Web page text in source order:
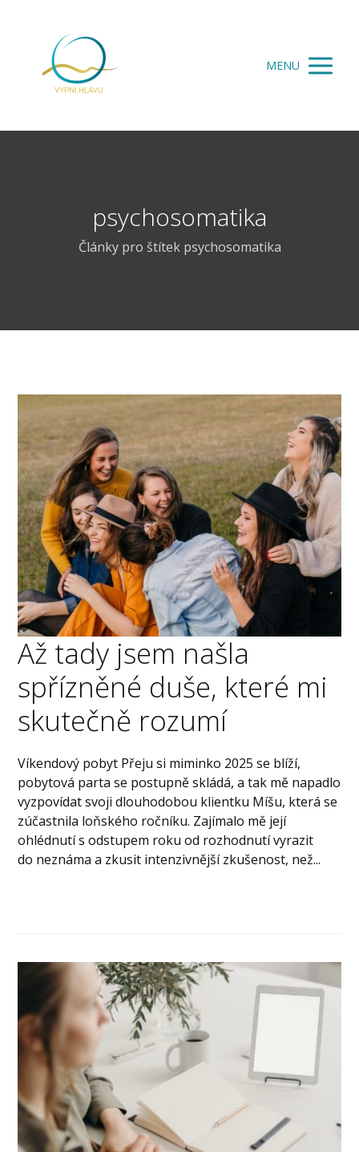
MENU
psychosomatika
Články pro štítek psychosomatika
Až tady jsem našla
spřízněné duše, které mi
skutečně rozumí
Víkendový pobyt Přeju si miminko 2025 se blíží,
pobytová parta se postupně skládá, a tak mě napadlo
vyzpovídat svoji dlouhodobou klientku Míšu, která se
zúčastnila loňského ročníku. Zajímalo mě její
ohlédnutí s odstupem roku od rozhodnutí vyrazit
do neznáma a zkusit intenzivnější zkušenost, než...